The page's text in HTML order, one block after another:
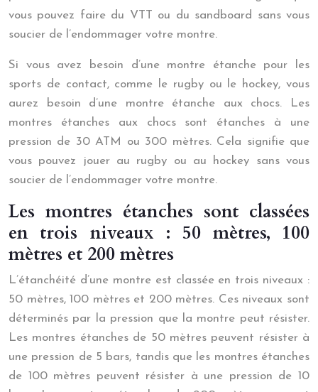
vous pouvez faire du VTT ou du sandboard sans vous
soucier de l’endommager votre montre.
Si vous avez besoin d’une montre étanche pour les
sports de contact, comme le rugby ou le hockey, vous
aurez besoin d’une montre étanche aux chocs. Les
montres étanches aux chocs sont étanches à une
pression de 30 ATM ou 300 mètres. Cela signifie que
vous pouvez jouer au rugby ou au hockey sans vous
soucier de l’endommager votre montre.
Les montres étanches sont classées
en trois niveaux : 50 mètres, 100
mètres et 200 mètres
L’étanchéité d’une montre est classée en trois niveaux :
50 mètres, 100 mètres et 200 mètres. Ces niveaux sont
déterminés par la pression que la montre peut résister.
Les montres étanches de 50 mètres peuvent résister à
une pression de 5 bars, tandis que les montres étanches
de 100 mètres peuvent résister à une pression de 10